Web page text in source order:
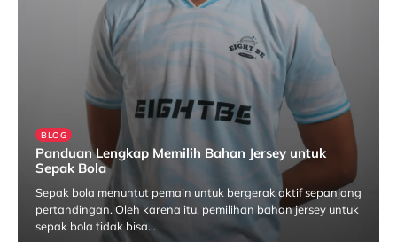
BLOG
Panduan Lengkap Memilih Bahan Jersey untuk
Sepak Bola
Sepak bola menuntut pemain untuk bergerak aktif sepanjang
pertandingan. Oleh karena itu, pemilihan bahan jersey untuk
sepak bola tidak bisa…